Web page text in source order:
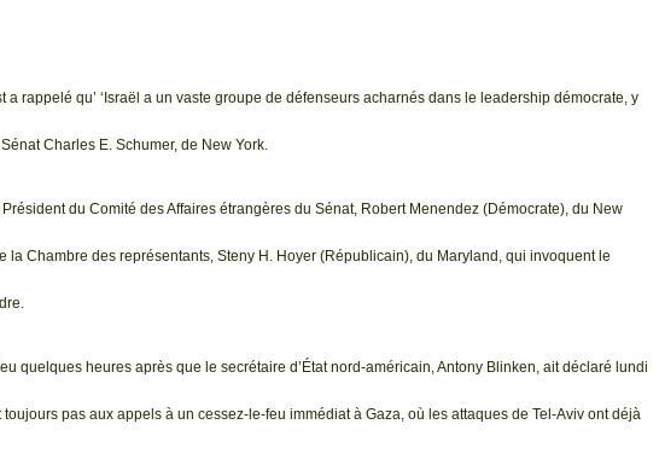
a rappelé qu’ ‘Israël a un vaste groupe de défenseurs acharnés dans le leadership démocrate, y
Charles E. Schumer, de New York.
du Comité des Affaires étrangères du Sénat, Robert Menendez (Démocrate), du New
la Chambre des représentants, Steny H. Hoyer (Républicain), du Maryland, qui invoquent le
quelques heures après que le secrétaire d’État nord-américain, Antony Blinken, ait déclaré lundi
pas aux appels à un cessez-le-feu immédiat à Gaza, où les attaques de Tel-Aviv ont déjà